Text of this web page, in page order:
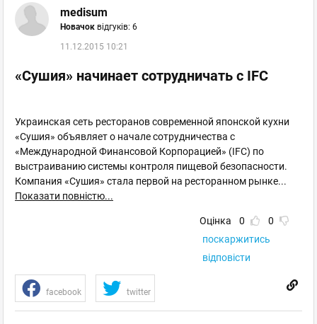
medisum
Новачок відгуків: 6
11.12.2015 10:21
«Сушия» начинает сотрудничать с IFC
Украинская сеть ресторанов современной японской кухни
«Сушия» объявляет о начале сотрудничества с
«Международной Финансовой Корпорацией» (IFC) по
выстраиванию системы контроля пищевой безопасности.
Компания «Сушия» стала первой на ресторанном рынке...
Показати повністю...
Оцінка 0
0
поскаржитись
відповісти
facebook twitter